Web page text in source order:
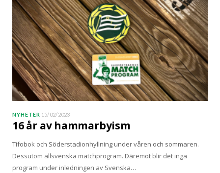
NYHETER 15/02/2023
16 år av hammarbyism
Tifobok och Söderstadionhyllning under våren och sommaren.
Dessutom allsvenska matchprogram. Däremot blir det inga
program under inledningen av Svenska…